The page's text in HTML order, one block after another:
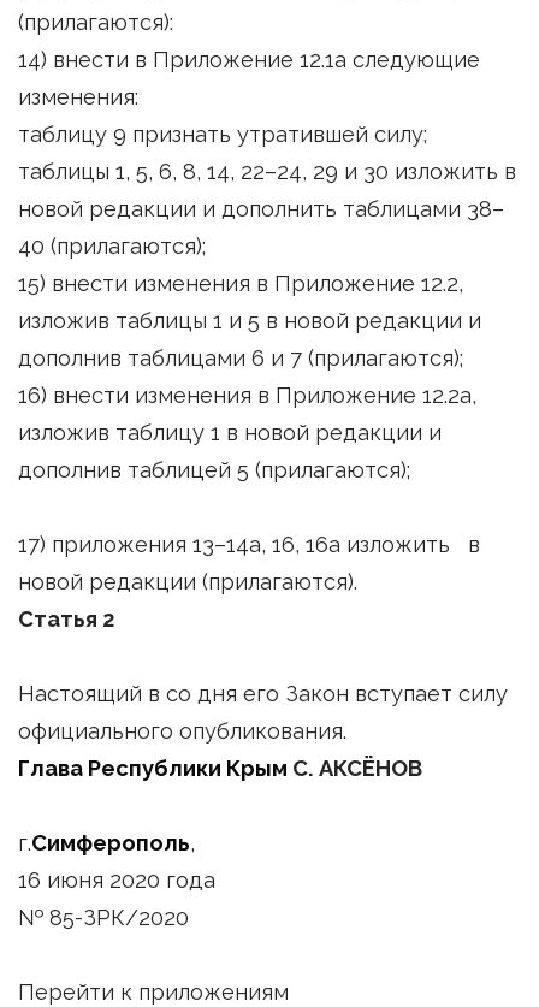
(прилагаются):
14) внести в Приложение 12.1а следующие
изменения:
таблицу 9 признать утратившей силу;
таблицы 1, 5, 6, 8, 14, 22–24, 29 и 30 изложить в
новой редакции и дополнить таблицами 38–
40 (прилагаются);
15) внести изменения в Приложение 12.2,
изложив таблицы 1 и 5 в новой редакции и
дополнив таблицами 6 и 7 (прилагаются);
16) внести изменения в Приложение 12.2а,
изложив таблицу 1 в новой редакции и
дополнив таблицей 5 (прилагаются);
17) приложения 13–14а, 16, 16а изложить в
новой редакции (прилагаются).
Статья 2
Настоящий в со дня его Закон вступает силу
официального опубликования.
Глава Республики Крым С. АКСЁНОВ
г.Симферополь,
16 июня 2020 года
№ 85-ЗРК/2020
Перейти к приложениям